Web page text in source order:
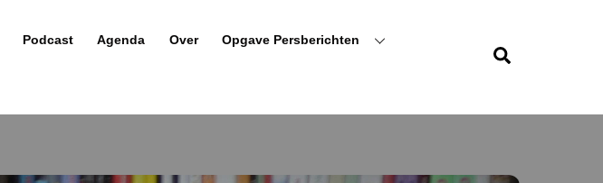
Podcast Agenda Over Opgave Persberichten